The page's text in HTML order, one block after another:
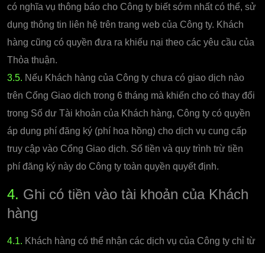
có nghĩa vụ thông báo cho Công ty biết sớm nhất có thể, sử
dụng thông tin liên hệ trên trang web của Công ty. Khách
hàng cũng có quyền đưa ra khiếu nại theo các yêu cầu của
Thỏa thuận.
3.5. Nếu Khách hàng của Công ty chưa có giao dịch nào
trên Cổng Giao dịch trong 6 tháng mà khiến cho có thay đổi
trong Số dư Tài khoản của Khách hàng, Công ty có quyền
áp dụng phí đăng ký (phí hoa hồng) cho dịch vụ cung cấp
truy cập vào Cổng Giao dịch. Số tiền và quy trình trừ tiền
phí đăng ký này do Công ty toàn quyền quyết định.
4. Ghi có tiền vào tài khoản của Khách
hàng
4.1. Khách hàng có thể nhận các dịch vụ của Công ty chỉ từ